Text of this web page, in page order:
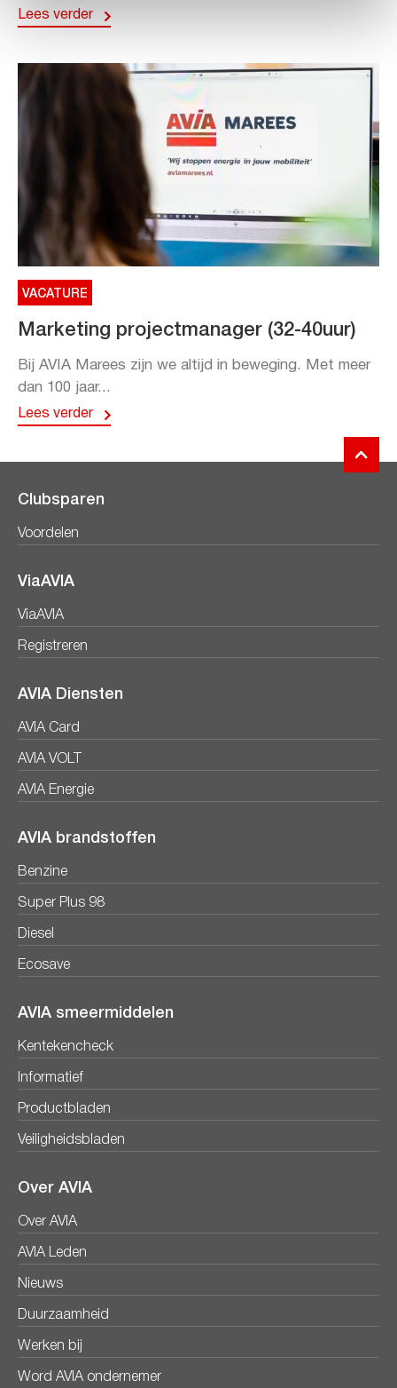
Lees verder
VACATURE
Marketing projectmanager (32-40uur)
Bij AVIA Marees zijn we altijd in beweging. Met meer
dan 100 jaar...
Lees verder
Clubsparen
Voordelen
ViaAVIA
ViaAVIA
Registreren
AVIA Diensten
AVIA Card
AVIA VOLT
AVIA Energie
AVIA brandstoffen
Benzine
Super Plus 98
Diesel
Ecosave
AVIA smeermiddelen
Kentekencheck
Informatief
Productbladen
Veiligheidsbladen
Over AVIA
Over AVIA
AVIA Leden
Nieuws
Duurzaamheid
Werken bij
Word AVIA ondernemer